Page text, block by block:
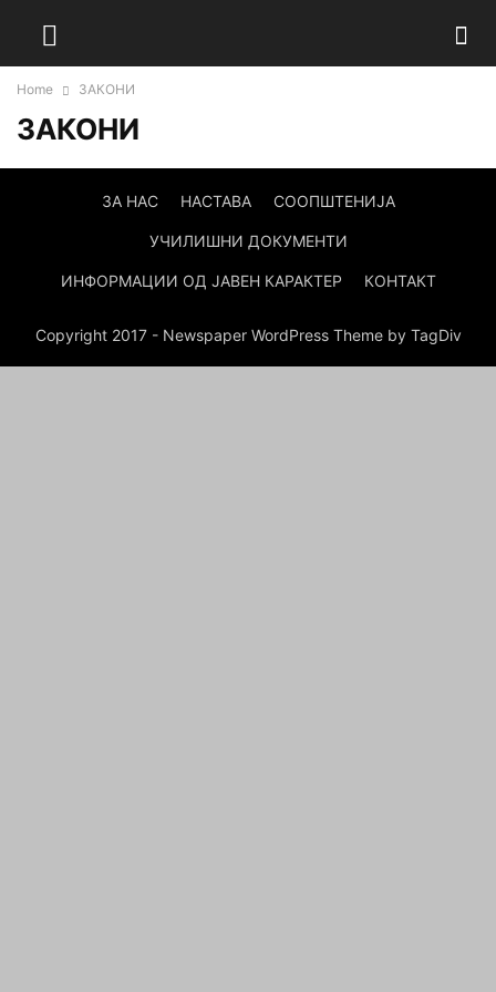
Home ЗАКОНИ
ЗАКОНИ
ЗА НАС НАСТАВА СООПШТЕНИЈА
УЧИЛИШНИ ДОКУМЕНТИ
ИНФОРМАЦИИ ОД ЈАВЕН КАРАКТЕР КОНТАКТ
Copyright 2017 - Newspaper WordPress Theme by TagDiv